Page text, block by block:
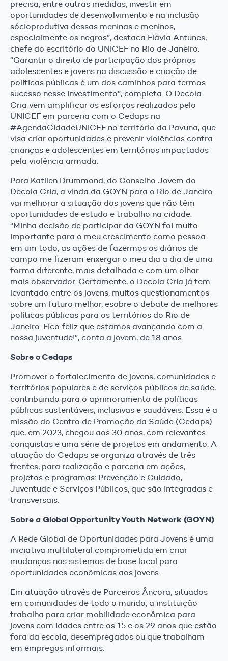
precisa, entre outras medidas, investir em
oportunidades de desenvolvimento e na inclusão
sócioprodutiva dessas meninas e meninos,
especialmente os negros”, destaca Flávia Antunes,
chefe do escritório do UNICEF no Rio de Janeiro.
“Garantir o direito de participação dos próprios
adolescentes e jovens na discussão e criação de
políticas públicas é um dos caminhos para termos
sucesso nesse investimento”, completa. O Decola
Cria vem amplificar os esforços realizados pelo
UNICEF em parceria com o Cedaps na
#AgendaCidadeUNICEF no território da Pavuna, que
visa criar oportunidades e prevenir violências contra
crianças e adolescentes em territórios impactados
pela violência armada.
Para Katllen Drummond, do Conselho Jovem do
Decola Cria, a vinda da GOYN para o Rio de Janeiro
vai melhorar a situação dos jovens que não têm
oportunidades de estudo e trabalho na cidade.
“Minha decisão de participar da GOYN foi muito
importante para o meu crescimento como pessoa
em um todo, as ações de fazermos os diários de
campo me fizeram enxergar o meu dia a dia de uma
forma diferente, mais detalhada e com um olhar
mais observador. Certamente, o Decola Cria já tem
levantado entre os jovens, muitos questionamentos
sobre um futuro melhor, esobre o debate de melhores
políticas públicas para os territórios do Rio de
Janeiro. Fico feliz que estamos avançando com a
nossa juventude!”, conta a jovem, de 18 anos.
Sobre o Cedaps
Promover o fortalecimento de jovens, comunidades e
territórios populares e de serviços públicos de saúde,
contribuindo para o aprimoramento de políticas
públicas sustentáveis, inclusivas e saudáveis. Essa é a
missão do Centro de Promoção da Saúde (Cedaps)
que, em 2023, chegou aos 30 anos, com relevantes
conquistas e uma série de projetos em andamento. A
atuação do Cedaps se organiza através de três
frentes, para realização e parceria em ações,
projetos e programas: Prevenção e Cuidado,
Juventude e Serviços Públicos, que são integradas e
transversais.
Sobre a Global Opportunity Youth Network (GOYN)
A Rede Global de Oportunidades para Jovens é uma
iniciativa multilateral comprometida em criar
mudanças nos sistemas de base local para
oportunidades econômicas aos jovens.
‌Em atuação através de Parceiros Âncora, situados
em comunidades de todo o mundo, a instituição
trabalha para criar mobilidade econômica para
jovens com idades entre os 15 e os 29 anos que estão
fora da escola, desempregados ou que trabalham
em empregos informais.